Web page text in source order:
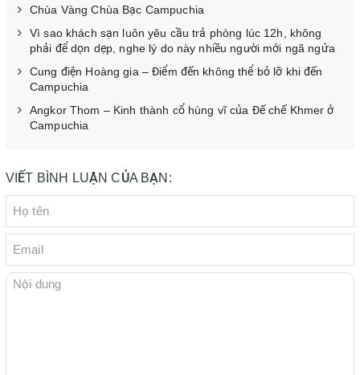
Chùa Vàng Chùa Bạc Campuchia
Vì sao khách sạn luôn yêu cầu trả phòng lúc 12h, không
phải để dọn dẹp, nghe lý do này nhiều người mới ngã ngửa
Cung điện Hoàng gia – Điểm đến không thể bỏ lỡ khi đến
Campuchia
Angkor Thom – Kinh thành cổ hùng vĩ của Đế chế Khmer ở
Campuchia
VIẾT BÌNH LUẬN CỦA BẠN: